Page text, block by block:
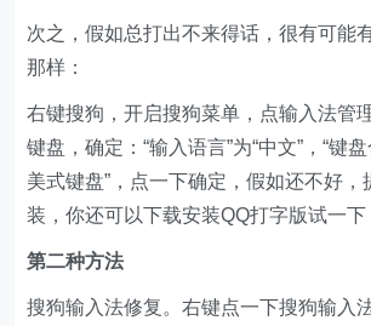
次之，假如总打出不来得话，很有可能
那样：
右键搜狗，开启搜狗菜单，点输入法管
键盘，确定：“输入语言”为“中文”，“键
美式键盘”，点一下确定，假如还不好，
装，你还可以下载安装QQ打字版试一
第二种方法
搜狗输入法修复。右键点一下搜狗输入